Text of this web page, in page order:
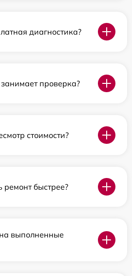
диагностика?
проверка?
стоимости?
быстрее?
выполненные